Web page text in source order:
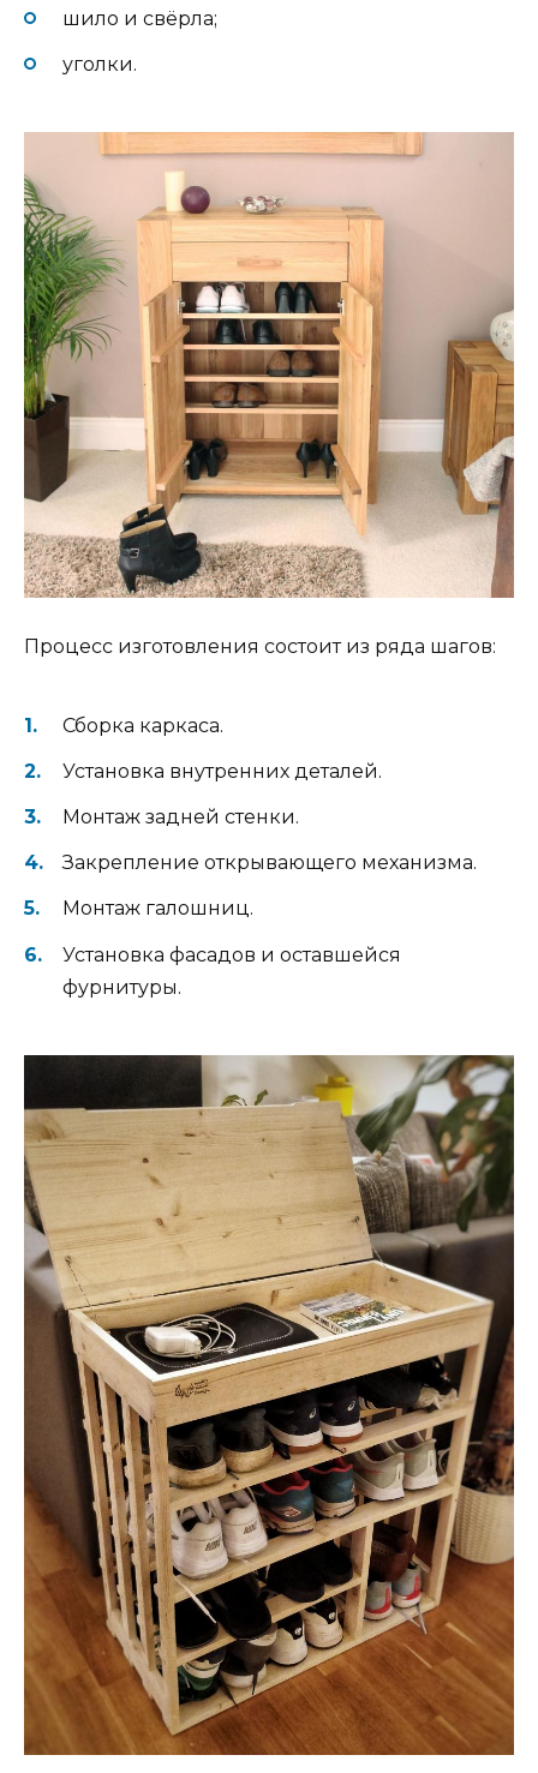
шило и свёрла;
уголки.
Процесс изготовления состоит из ряда шагов:
Сборка каркаса.
Установка внутренних деталей.
Монтаж задней стенки.
Закрепление открывающего механизма.
Монтаж галошниц.
Установка фасадов и оставшейся
фурнитуры.